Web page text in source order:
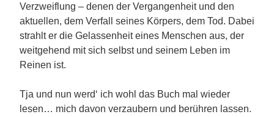
Verzweiflung – denen der Vergangenheit und den
aktuellen, dem Verfall seines Körpers, dem Tod. Dabei
strahlt er die Gelassenheit eines Menschen aus, der
weitgehend mit sich selbst und seinem Leben im
Reinen ist.
Tja und nun werd‘ ich wohl das Buch mal wieder
lesen… mich davon verzaubern und berühren lassen.